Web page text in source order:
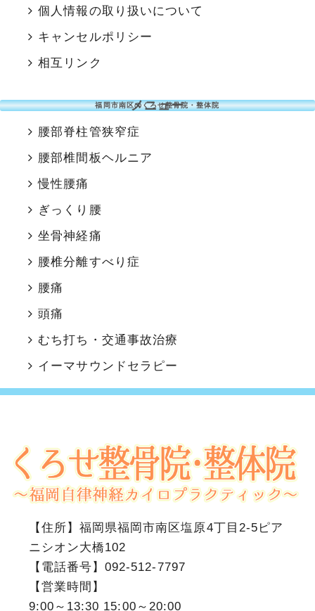
個人情報の取り扱いについて
キャンセルポリシー
相互リンク
福岡市南区のくろせ整骨院・整体院
メニュー
腰部脊柱管狭窄症
腰部椎間板ヘルニア
慢性腰痛
ぎっくり腰
坐骨神経痛
腰椎分離すべり症
腰痛
頭痛
むち打ち・交通事故治療
イーマサウンドセラピー
【住所】 福岡県福岡市南区塩原4丁目2-5ピア
ニシオン大橋102
【電話番号】092-512-7797
【営業時間】
9:00～13:30 15:00～20:00